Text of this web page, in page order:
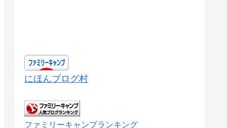
にほんブログ村
ファミリーキャンプランキング